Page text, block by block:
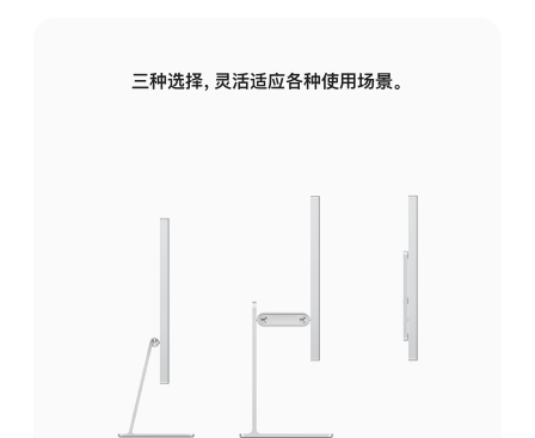
三种选择，灵活适应各种使用场景。